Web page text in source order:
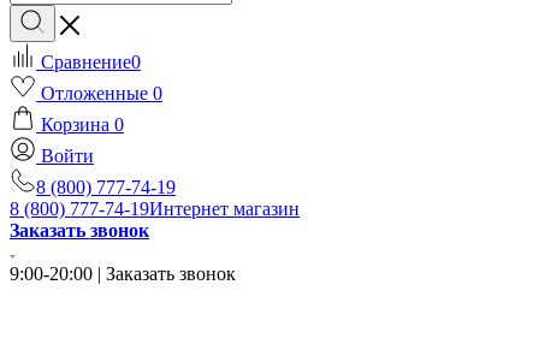
Сравнение0
Отложенные 0
Корзина 0
Войти
8 (800) 777-74-19
8 (800) 777-74-19Интернет магазин
Заказать звонок
9:00-20:00 | Заказать звонок